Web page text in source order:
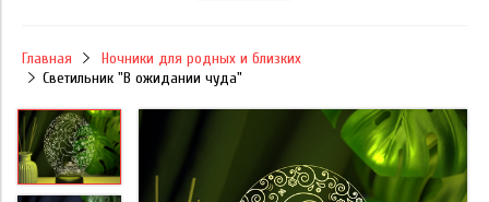
Главная
Ночники для родных и близких
Светильник "В ожидании чуда"